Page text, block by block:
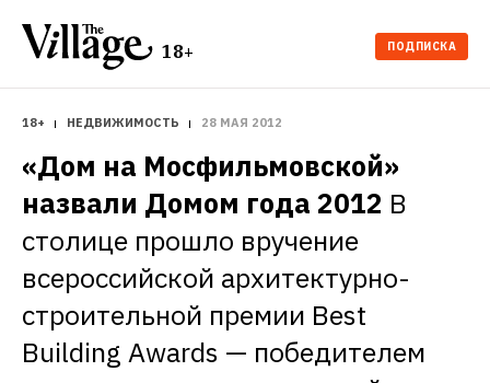
18+ ПОДПИСКА
18+ НЕДВИЖИМОСТЬ 28 МАЯ 2012
«Дом на Мосфильмовской»
назвали Домом года 2012 В
столице прошло вручение
всероссийской архитектурно-
строительной премии Best
Building Awards — победителем